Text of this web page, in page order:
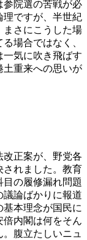
参院選の苦戦が必
理ですが、半世紀
まさにこうした場
場合ではなく、
気に吹き飛ばす
土重来への思いが
改正案が、野党各
されました。教育
の履修漏れ問題
論ばかりに報道
本理念が国民に
内閣は何をそん
腹立たしいニュ